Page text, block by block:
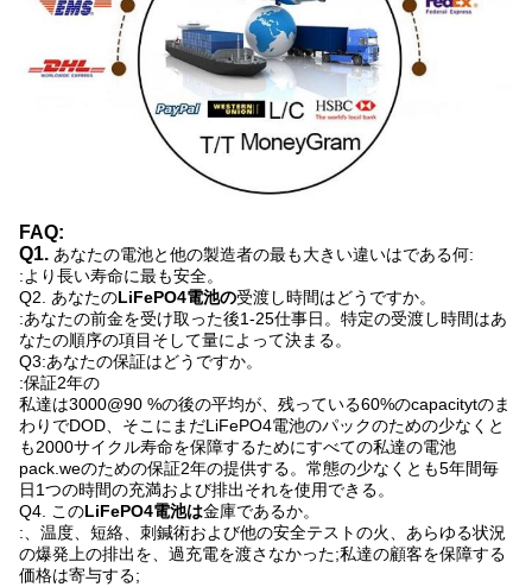
FAQ:
Q1. あなたの電池と他の製造者の最も大きい違いはである何:
:より長い寿命に最も安全。
Q2. あなたのLiFePO4電池の受渡し時間はどうですか。
:あなたの前金を受け取った後1-25仕事日。特定の受渡し時間はあ
なたの順序の項目そして量によって決まる。
Q3:あなたの保証はどうですか。
:保証2年の
私達は3000@90 %の後の平均が、残っている60%のcapacitytのま
わりでDOD、そこにまだLiFePO4電池のパックのための少なくと
も2000サイクル寿命を保障するためにすべての私達の電池
pack.weのための保証2年の提供する。常態の少なくとも5年間毎
日1つの時間の充満および排出それを使用できる。
Q4. このLiFePO4電池は金庫であるか。
:、温度、短絡、刺鍼術および他の安全テストの火、あらゆる状況
の爆発上の排出を、過充電を渡さなかった;私達の顧客を保障する
価格は寄与する;